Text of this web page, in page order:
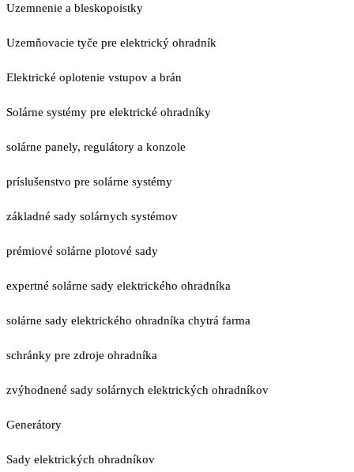
Uzemnenie a bleskopoistky
Uzemňovacie tyče pre elektrický ohradník
Elektrické oplotenie vstupov a brán
Solárne systémy pre elektrické ohradníky
solárne panely, regulátory a konzole
príslušenstvo pre solárne systémy
základné sady solárnych systémov
prémiové solárne plotové sady
expertné solárne sady elektrického ohradníka
solárne sady elektrického ohradníka chytrá farma
schránky pre zdroje ohradníka
zvýhodnené sady solárnych elektrických ohradníkov
Generátory
Sady elektrických ohradníkov